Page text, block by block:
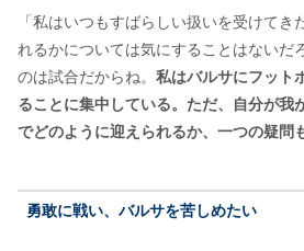
「私はいつもすばらしい扱いを受けてき
れるかについては気にすることはないだ
のは試合だからね。 私はバルサにフット
ることに集中している。ただ、自分が我
でどのように迎えられるか、一つの疑問
勇敢に戦い、バルサを苦しめたい